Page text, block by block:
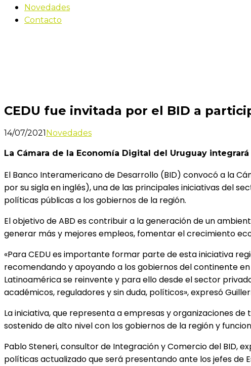
Novedades
Contacto
CEDU fue invitada por el BID a
14/07/2021Novedades
La Cámara de la Economía Digital del Uruguay
El Banco Interamericano de Desarrollo (BID) convocó a la
por su sigla en inglés), una de las principales iniciativas del
políticas públicas a los gobiernos de la región.
El objetivo de ABD es contribuir a la generación de un
generar más y mejores empleos, fomentar el crecimiento
«Para CEDU es importante formar parte de esta iniciativa
recomendando y apoyando a los gobiernos del continente
Latinoamérica se reinvente y para ello desde el sector
académicos, reguladores y sin duda, políticos», expresó
La iniciativa, que representa a empresas y organizaciones
sostenido de alto nivel con los gobiernos de la región y
Pablo Steneri, consultor de Integración y Comercio del BID,
políticas actualizado que será presentando ante los jefes de